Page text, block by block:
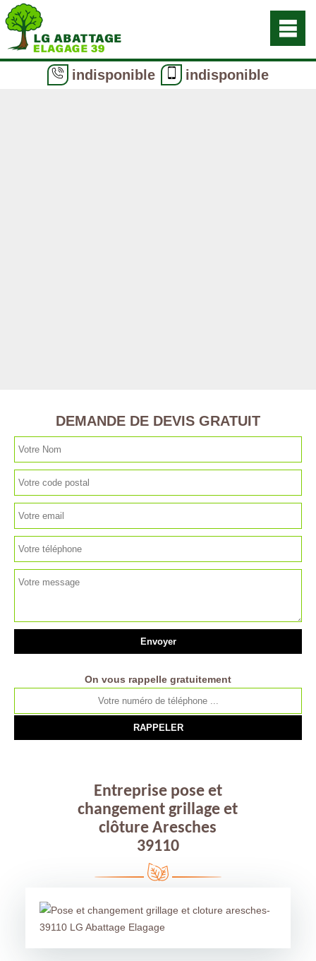
indisponible indisponible
DEMANDE DE DEVIS GRATUIT
On vous rappelle gratuitement
Entreprise pose et
changement grillage et
clôture Aresches
39110